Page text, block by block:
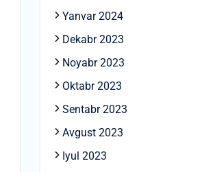
Yanvar 2024
Dekabr 2023
Noyabr 2023
Oktabr 2023
Sentabr 2023
Avgust 2023
Iyul 2023